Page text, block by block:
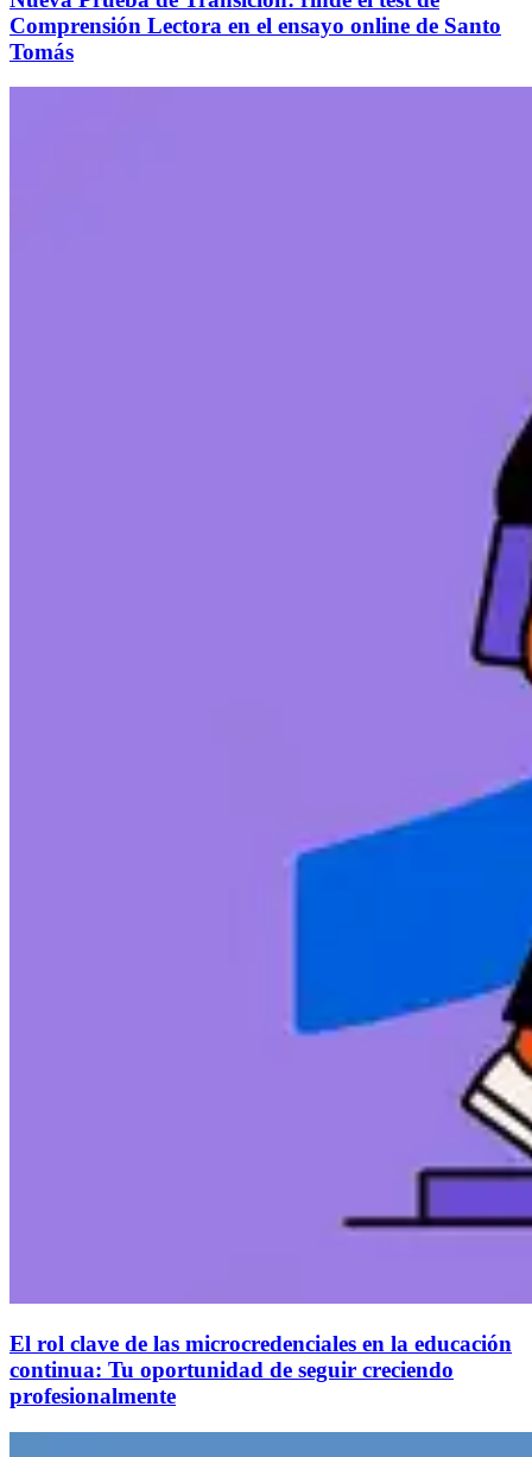
Comprensión Lectora en el ensayo online de Santo
Tomás
El rol clave de las microcredenciales en la educación
continua: Tu oportunidad de seguir creciendo
profesionalmente